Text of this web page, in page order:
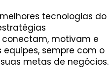
tecnologias do
conectam, motivam e
sempre com o
metas de negócios.